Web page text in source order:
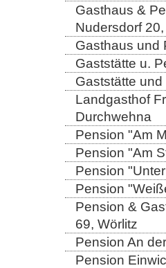
Gasthaus &
Nudersdorf
Gasthaus und
Gaststätte u.
Gaststätte
Landgasthof
Durchwehna
Pension "Am
Pension "Am
Pension
Pension
Pension &
69, Wörlitz
Pension An
Pension